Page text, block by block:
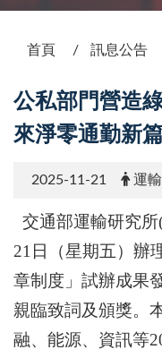
首頁 訊息公告
公私部門營造
來淨零通勤新
2025-11-21 運
交通部運輸研究所
21 日（星期五）辦
章制度」試辦成果
親臨致詞及頒獎。
融、能源、資訊等